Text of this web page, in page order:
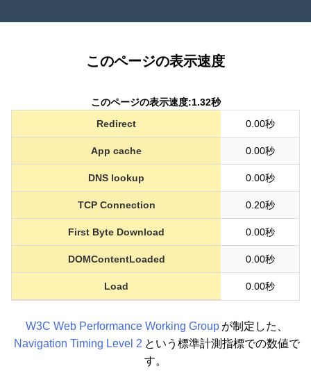
このページの表示速度
このページの表示速度:1.32秒
Redirect
0.00秒
App cache 0.00秒
DNS lookup 0.00秒
TCP Connection 0.20秒
First Byte Download 0.00秒
DOMContentLoaded 0.00秒
Load 0.00秒
W3C Web Performance Working Group が制定した、
Navigation Timing Level 2 という標準計測指標での数値で
す。